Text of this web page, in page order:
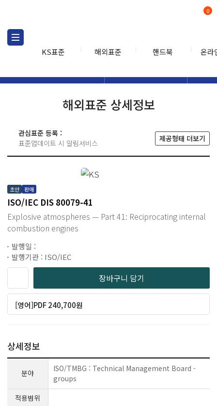
KS표준 해외표준 핸드북 온라
0
해외표준 상세정보
관심표준 등록 :
표준업데이트 시 알림서비스
제공형태 더보기
초안 판매
ISO/IEC DIS 80079-41
Explosive atmospheres — Part 41: Reciprocating internal
combustion engines
발행일 :
발행기관 : ISO/IEC
장바구니 담기
[영어]PDF 240,700원
상세정보
분야
ISO/TMBG : Technical Management Board -
groups
적용범위